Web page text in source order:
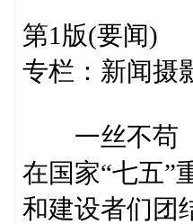
第1版(要闻)
专栏：新闻摄
一丝不苟
在国家“七五
和建设者们团